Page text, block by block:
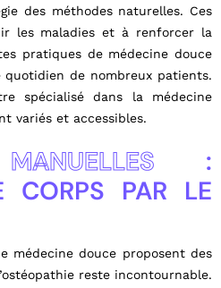
des méthodes naturelles. Ces
les maladies et à renforcer la
pratiques de médecine douce
de nombreux patients.
spécialisé dans la médecine
variés et accessibles.
:
CORPS PAR LE
médecine douce proposent des
reste incontournable.